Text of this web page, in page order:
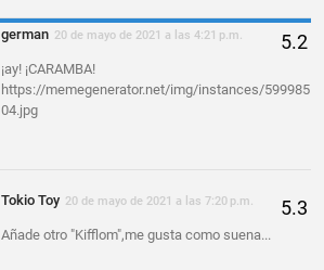
german 20 de mayo de 2021 a las 4:21 p.m.
¡ay! ¡CARAMBA!
https://memegenerator.net/img/instances/599985
04.jpg
Tokio Toy 20 de mayo de 2021 a las 7:20 p.m.
Añade otro "Kifflom",me gusta como suena...